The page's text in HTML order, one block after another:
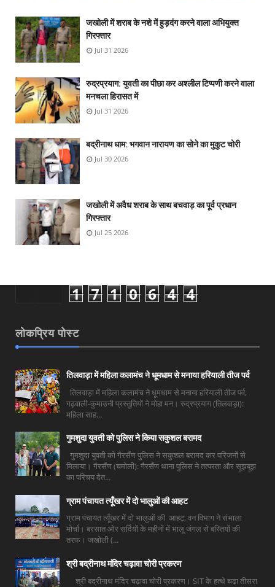
जखोली में शराब के नशे में हुड़दंग करने वाला अभियुक्त
गिरफ्तार
Jul 31 2026
रुद्रप्रयाग: युवती का पीछा कर अश्लील टिप्पणी करने वाला
मनचला हिरासत में
Jul 31 2026
बद्रीनाथ धाम: भगवान नारायण का सोने का मुकुट चोरी
Jul 30 2026
जखोली में अवैध शराब के साथ बचवाड़ का पूर्व प्रधान
गिरफ्तार
Jul 25 2026
1 7 1 0 6 4 4
लोकप्रिय पोस्ट
तिलवाड़ा में महिला कलामंच ने धूमधाम से मनाया हरियाली तीज पर्व
तिलवाड़ा में महिला कलामंच ने धूमधाम से मनाया हरियाली तीज पर्व,
गढ़वाली-कुमाउनी प्रस्तुतियों ने मोहा मन। रुद्रप्रयाग (तिलवाड़ा):
महिला साह...
गुमशुदा युवती को पुलिस ने किया सकुशल बरामद
गुमशुदा युवती को गैरसैंण पुलिस ने सकुशल बरामद कर परिजनों से
मिलाया। गैरसैंण (चमोली): गैरसैंण थाना पुलिस ने तत्परता और सूझबूझ
का परिचय देत...
ग्राम पंचायत त्यूँखर में दो भालुओं की आहट
ग्राम पंचायत त्यूँखर में दो भालुओं की आहट, वन विभाग ने संभाला
मोर्चा। बरसात ओर सर्दियों के महीनों में भालू जंगल से बस्तियों की
तरफ। जखोली (...
श्री बद्रीनाथ मंदिर चढ़ावा चोरी प्रकरण
श्री बद्रीनाथ मंदिर चढ़ावा चोरी प्रकरण। SIT के हत्थे चढ़ा तीसरा